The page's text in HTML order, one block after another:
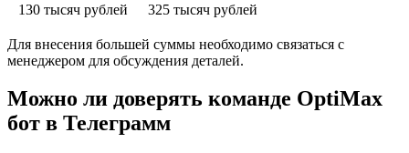
130 тысяч рублей
325 тысяч рублей
Для внесения большей суммы необходимо связаться с
менеджером для обсуждения деталей.
Можно ли доверять команде OptiMax
бот в Телеграмм